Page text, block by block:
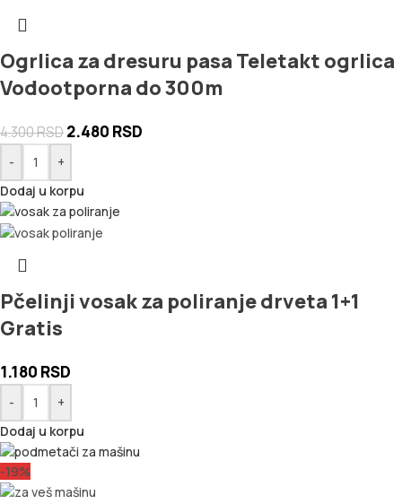
Ogrlica za dresuru pasa Teletakt ogrlica
Vodootporna do 300m
4.300RSD2.480 RSD
-
+
Dodaj u korpu
Pčelinji vosak za poliranje drveta 1+1
Gratis
1.180 RSD
-
+
Dodaj u korpu
-19%